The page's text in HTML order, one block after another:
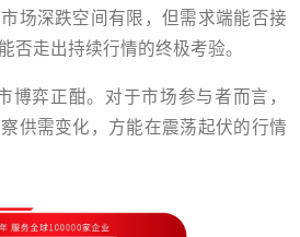
场深跌空间有限，但需求端能否接
否走出持续行情的终极考验。
博弈正酣。对于市场参与者而言，
供需变化，方能在震荡起伏的行情